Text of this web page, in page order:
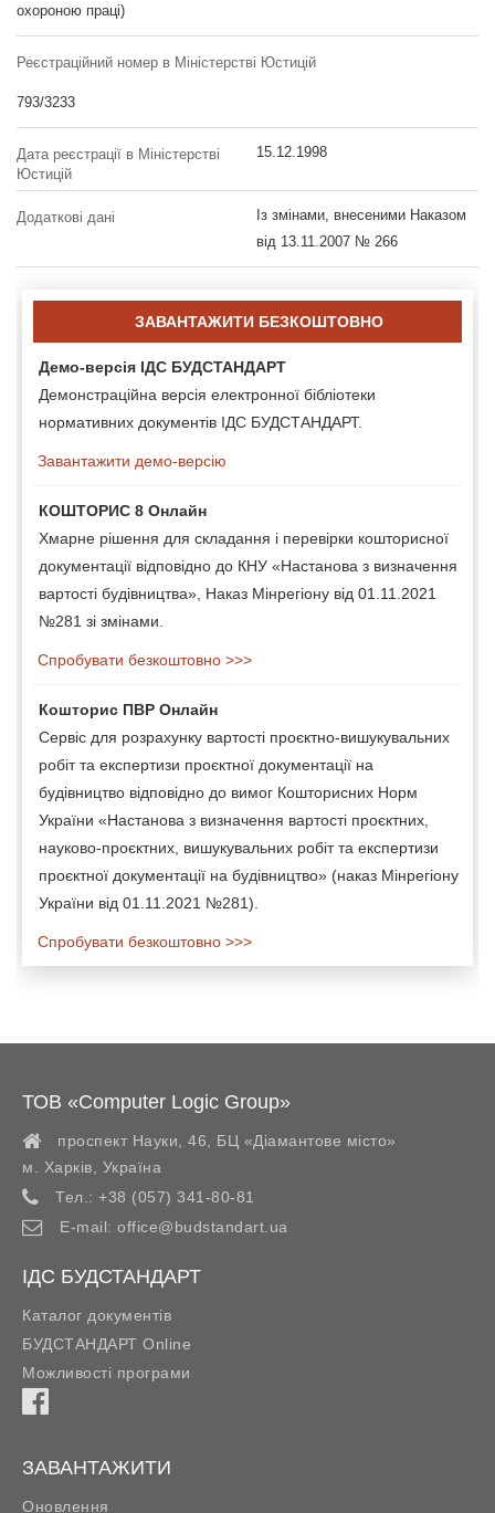
охороною праці)
Реєстраційний номер в Міністерстві Юстицій
793/3233
Дата реєстрації в Міністерстві
Юстицій
15.12.1998
Додаткові дані
Із змінами, внесеними Наказом
від 13.11.2007 № 266
ЗАВАНТАЖИТИ БЕЗКОШТОВНО
Демо-версія ІДС БУДСТАНДАРТ
Демонстраційна версія електронної бібліотеки
нормативних документів ІДС БУДСТАНДАРТ.
Завантажити демо-версію
КОШТОРИС 8 Онлайн
Хмарне рішення для складання і перевірки кошторисної
документації відповідно до КНУ «Настанова з визначення
вартості будівництва», Наказ Мінрегіону від 01.11.2021
№281 зі змінами.
Спробувати безкоштовно >>>
Кошторис ПВР Онлайн
Сервіс для розрахунку вартості проєктно-вишукувальних
робіт та експертизи проєктної документації на
будівництво відповідно до вимог Кошторисних Норм
України «Настанова з визначення вартості проєктних,
науково-проєктних, вишукувальних робіт та експертизи
проєктної документації на будівництво» (наказ Мінрегіону
України від 01.11.2021 №281).
Спробувати безкоштовно >>>
ТОВ «Computer Logic Group»
проспект Науки, 46, БЦ «Діамантове місто»
м. Харків
Україна
Тел.: +38 (057) 341-80-81
E-mail: office@budstandart.ua
ІДС БУДСТАНДАРТ
Каталог документів
БУДСТАНДАРТ Online
Можливості програми
ЗАВАНТАЖИТИ
Оновлення